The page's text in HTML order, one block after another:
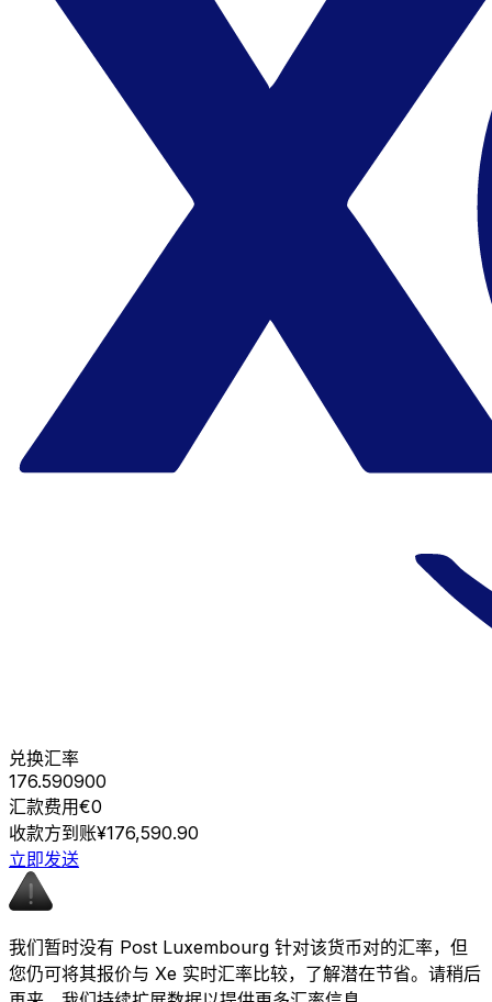
兑换汇率
176.590900
汇款费用€0
收款方到账¥176,590.90
立即发送
我们暂时没有 Post Luxembourg 针对该货币对的汇率，但
您仍可将其报价与 Xe 实时汇率比较，了解潜在节省。请稍后